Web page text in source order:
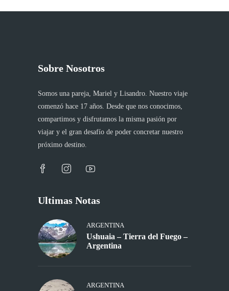
Sobre Nosotros
Somos una pareja, Mariel y Lisandro. Nuestro viaje
comenzó hace 17 años. Desde que nos conocimos,
compartimos y disfrutamos la misma pasión por
viajar y el gran desafío de poder concretar nuestro
próximo destino.
Ultimas Notas
ARGENTINA
Ushuaia – Tierra del Fuego –
Argentina
ARGENTINA